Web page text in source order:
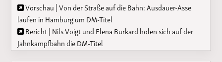
Vorschau | Von der Straße auf die Bahn: Ausdauer-Asse
laufen in Hamburg um DM-Titel
Bericht | Nils Voigt und Elena Burkard holen sich auf der
Jahnkampfbahn die DM-Titel